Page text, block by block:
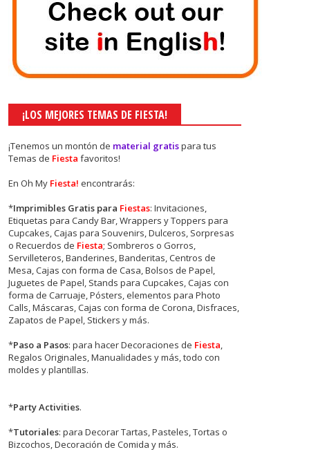
¡LOS MEJORES TEMAS DE FIESTA!
¡Tenemos un montón de material gratispara tus
Temas de Fiestafavoritos!
En Oh My Fiesta!encontrarás:
*Imprimibles Gratis para Fiestas: Invitaciones,
Etiquetas para Candy Bar, Wrappers y Toppers para
Cupcakes, Cajas para Souvenirs, Dulceros, Sorpresas
o Recuerdos de Fiesta; Sombreros o Gorros,
Servilleteros, Banderines, Banderitas, Centros de
Mesa, Cajas con forma de Casa, Bolsos de Papel,
Juguetes de Papel, Stands para Cupcakes, Cajas con
forma de Carruaje, Pósters, elementos para Photo
Calls, Máscaras, Cajas con forma de Corona, Disfraces,
Zapatos de Papel, Stickers y más.
*Paso a Pasos: para hacer Decoraciones de Fiesta,
Regalos Originales, Manualidades y más, todo con
moldes y plantillas.
*Party Activities.
*Tutoriales: para Decorar Tartas, Pasteles, Tortas o
Bizcochos, Decoración de Comida y más.